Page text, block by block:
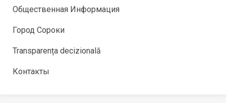
Общественная Информация
Город Сороки
Transparența decizională
Контакты